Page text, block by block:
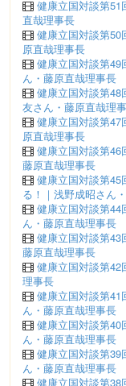
健康立国対談第51
直哉理事長
健康立国対談第50
原直哉理事長
健康立国対談第49
ん・藤原直哉理事長
健康立国対談第48
友さん・藤原直哉理
健康立国対談第47
原直哉理事長
健康立国対談第46
藤原直哉理事長
健康立国対談第45
る！｜浅野成昭さん
健康立国対談第44
ん・藤原直哉理事長
健康立国対談第43
藤原直哉理事長
健康立国対談第42
理事長
健康立国対談第41
ん・藤原直哉理事長
健康立国対談第40
ん・藤原直哉理事長
健康立国対談第39
ん・藤原直哉理事長
健康立国対談第38